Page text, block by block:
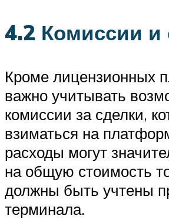
4.2 Комиссии
Кроме лицензионных
важно учитывать
комиссии за сделки,
взиматься на
расходы могут
на общую стоимость
должны быть учтены
терминала.